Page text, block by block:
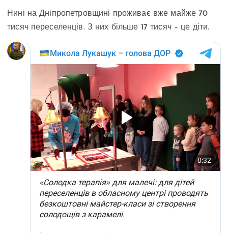
Нині на Дніпропетровщині проживає вже майже 70
тисяч переселенців. З них більше 17 тисяч – це діти.